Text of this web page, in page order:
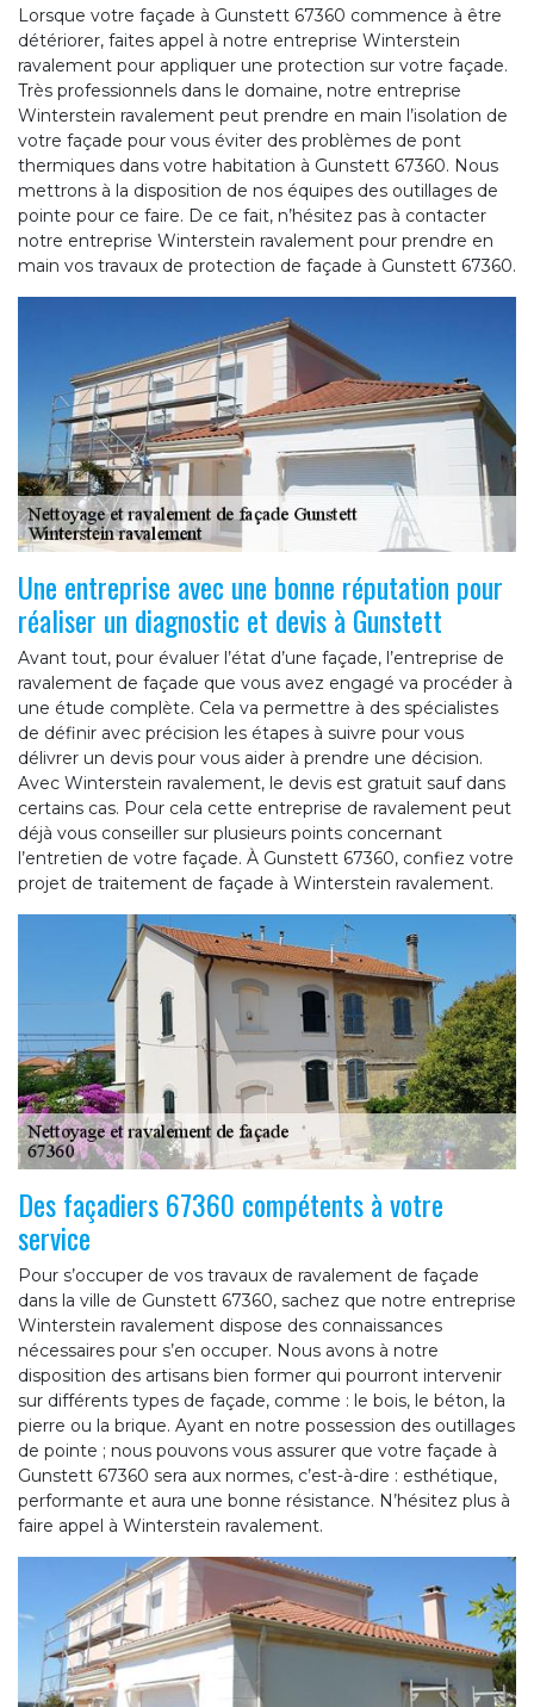
Lorsque votre façade à Gunstett 67360 commence à être
détériorer, faites appel à notre entreprise Winterstein
ravalement pour appliquer une protection sur votre façade.
Très professionnels dans le domaine, notre entreprise
Winterstein ravalement peut prendre en main l’isolation de
votre façade pour vous éviter des problèmes de pont
thermiques dans votre habitation à Gunstett 67360. Nous
mettrons à la disposition de nos équipes des outillages de
pointe pour ce faire. De ce fait, n’hésitez pas à contacter
notre entreprise Winterstein ravalement pour prendre en
main vos travaux de protection de façade à Gunstett 67360.
Une entreprise avec une bonne réputation pour
réaliser un diagnostic et devis à Gunstett
Avant tout, pour évaluer l’état d’une façade, l’entreprise de
ravalement de façade que vous avez engagé va procéder à
une étude complète. Cela va permettre à des spécialistes
de définir avec précision les étapes à suivre pour vous
délivrer un devis pour vous aider à prendre une décision.
Avec Winterstein ravalement, le devis est gratuit sauf dans
certains cas. Pour cela cette entreprise de ravalement peut
déjà vous conseiller sur plusieurs points concernant
l’entretien de votre façade. À Gunstett 67360, confiez votre
projet de traitement de façade à Winterstein ravalement.
Des façadiers 67360 compétents à votre
service
Pour s’occuper de vos travaux de ravalement de façade
dans la ville de Gunstett 67360, sachez que notre entreprise
Winterstein ravalement dispose des connaissances
nécessaires pour s’en occuper. Nous avons à notre
disposition des artisans bien former qui pourront intervenir
sur différents types de façade, comme : le bois, le béton, la
pierre ou la brique. Ayant en notre possession des outillages
de pointe ; nous pouvons vous assurer que votre façade à
Gunstett 67360 sera aux normes, c’est-à-dire : esthétique,
performante et aura une bonne résistance. N’hésitez plus à
faire appel à Winterstein ravalement.